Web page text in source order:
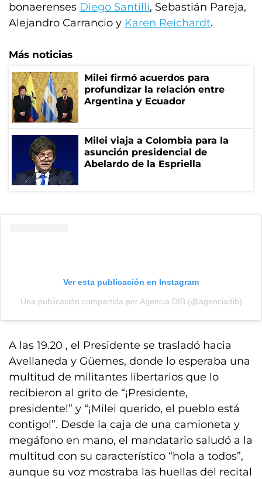
bonaerenses Diego Santilli, Sebastián Pareja,
Alejandro Carrancio y Karen Reichardt.
Más noticias
Milei firmó acuerdos para
profundizar la relación entre
Argentina y Ecuador
Milei viaja a Colombia para la
asunción presidencial de
Abelardo de la Espriella
Ver esta publicación en Instagram
Una publicación compartida por Agencia DIB (@agenciadib)
A las 19.20 , el Presidente se trasladó hacia
Avellaneda y Güemes, donde lo esperaba una
multitud de militantes libertarios que lo
recibieron al grito de “¡Presidente,
presidente!” y “¡Milei querido, el pueblo está
contigo!”. Desde la caja de una camioneta y
megáfono en mano, el mandatario saludó a la
multitud con su característico “hola a todos”,
aunque su voz mostraba las huellas del recital